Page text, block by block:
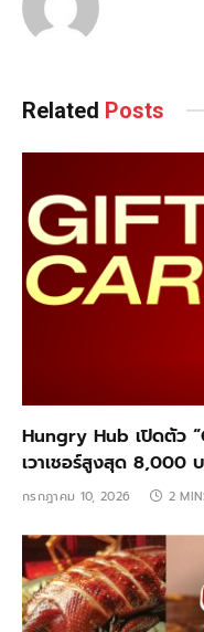
Related Posts
Hungry Hub เปิดตัว
เวาเชอร์สูงสุด 8,000
กรกฎาคม 10, 2026 2